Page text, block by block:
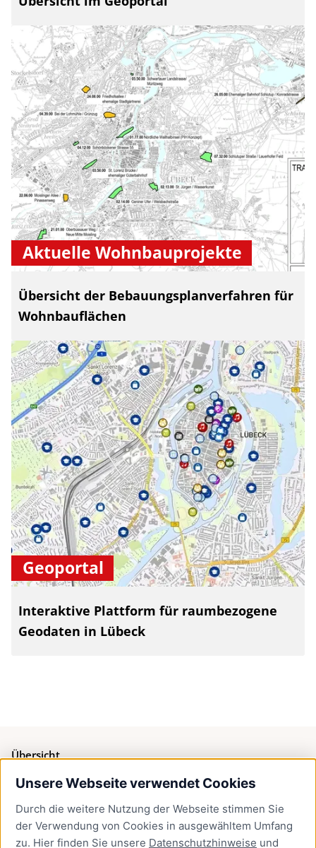
Unsere Webseite verwendet Cookies
Durch die weitere Nutzung der Webseite stimmen Sie
der Verwendung von Cookies in ausgewähltem Umfang
zu. Hier finden Sie unsere Datenschutzhinweise und
Aktuelle Wohnbauprojekte
Übersicht der Bebauungsplanverfahren für
Wohnbauflächen
Geoportal
Interaktive Plattform für raumbezogene
Geodaten in Lübeck
Übersicht
Bürgerservice
Presse
Newsletter Lübeck:kompakt